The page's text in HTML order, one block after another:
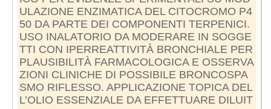
ULAZIONE ENZIMATICA DEL CITOCROMO P4
50 DA PARTE DEI COMPONENTI TERPENICI.
USO INALATORIO DA MODERARE IN SOGGE
TTI CON IPERREATTIVITÀ BRONCHIALE PER
PLAUSIBILITÀ FARMACOLOGICA E OSSERVA
ZIONI CLINICHE DI POSSIBILE BRONCOSPA
SMO RIFLESSO. APPLICAZIONE TOPICA DEL
L’OLIO ESSENZIALE DA EFFETTUARE DILUIT